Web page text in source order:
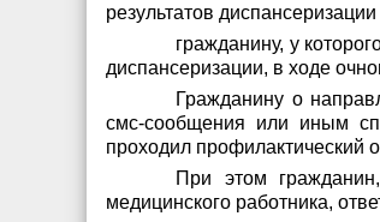
результатов
гражданину, у
диспансеризации, в ходе
Гражданину о
смс-сообщения или иным
проходил профилактический
При этом
медицинского работника,